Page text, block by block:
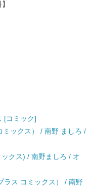
[コミック]
ミックス） / 南野 ましろ /
クス) / 南野ましろ / オ
ラス コミックス） / 南野